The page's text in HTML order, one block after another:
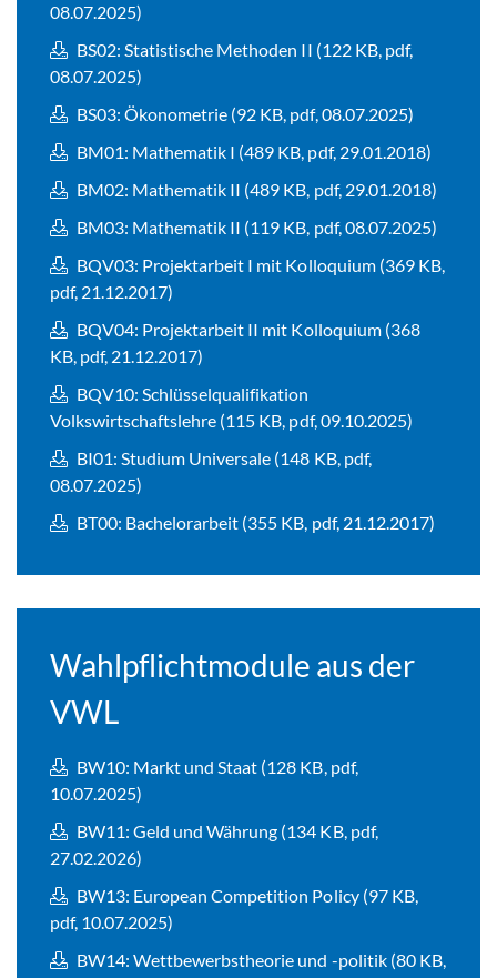
08.07.2025)
BS02: Statistische Methoden II (122 KB, pdf,
08.07.2025)
BS03: Ökonometrie (92 KB, pdf, 08.07.2025)
BM01: Mathematik I (489 KB, pdf, 29.01.2018)
BM02: Mathematik II (489 KB, pdf, 29.01.2018)
BM03: Mathematik II (119 KB, pdf, 08.07.2025)
BQV03: Projektarbeit I mit Kolloquium (369 KB,
pdf, 21.12.2017)
BQV04: Projektarbeit II mit Kolloquium (368
KB, pdf, 21.12.2017)
BQV10: Schlüsselqualifikation
Volkswirtschaftslehre (115 KB, pdf, 09.10.2025)
BI01: Studium Universale (148 KB, pdf,
08.07.2025)
BT00: Bachelorarbeit (355 KB, pdf, 21.12.2017)
Wahlpflichtmodule aus der
VWL
BW10: Markt und Staat (128 KB, pdf,
10.07.2025)
BW11: Geld und Währung (134 KB, pdf,
27.02.2026)
BW13: European Competition Policy (97 KB,
pdf, 10.07.2025)
BW14: Wettbewerbstheorie und -politik (80 KB,